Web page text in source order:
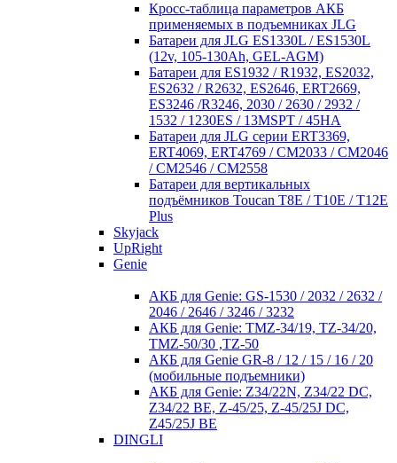
Кросc-таблица параметров АКБ
применяемых в подъемниках JLG
Батареи для JLG ES1330L / ES1530L
(12v, 105-130Ah, GEL-AGM)
Батареи для ES1932 / R1932, ES2032,
ES2632 / R2632, ES2646, ERT2669,
ES3246 /R3246, 2030 / 2630 / 2932 /
1532 / 1230ES / 13MSPT / 45HA
Батареи для JLG серии ERT3369,
ERT4069, ERT4769 / CM2033 / CM2046
/ CM2546 / CM2558
Батареи для вертикальных
подъёмников Toucan T8E / T10E / T12E
Plus
Skyjack
UpRight
Genie
АКБ для Genie: GS-1530 / 2032 / 2632 /
2046 / 2646 / 3246 / 3232
АКБ для Genie: TMZ-34/19, TZ-34/20,
TMZ-50/30 ,TZ-50
АКБ для Genie GR-8 / 12 / 15 / 16 / 20
(мобильные подъемники)
АКБ для Genie: Z34/22N, Z34/22 DC,
Z34/22 BE, Z-45/25, Z-45/25J DC,
Z45/25J BE
DINGLI